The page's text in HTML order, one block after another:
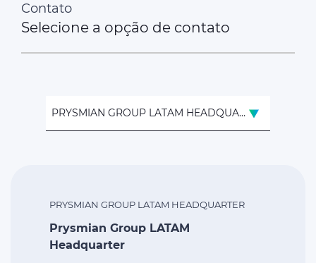
Contato
Selecione a opção de contato
PRYSMIAN GROUP LATAM HEADQUARTER
PRYSMIAN GROUP LATAM HEADQUARTER
Prysmian Group LATAM
Headquarter